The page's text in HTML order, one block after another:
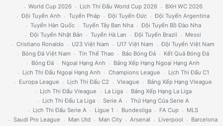
World Cup 2026 Lịch Thi Đấu World Cup 2026
BXH WC 2026
Đội Tuyển Anh
Tuyển Pháp Đội Tuyển Đức
Đội Tuyển Argentina
Tuyển Hàn Quốc
Tuyển Tây Ban Nha
Đội Tuyển Bồ Đào Nha
Đội Tuyển Nhật Bản
Tuyển Hà Lan Đội Tuyển Brazil
Messi
Cristiano Ronaldo
U23 Việt Nam U17 Việt Nam
Đội Tuyển Việt Nam
Bóng Đá Việt Nam
Tin Thể Thao Báo Bóng Đá
Kết Quả Bóng Đá
Bóng Đá
Ngoại Hạng Anh
Bảng Xếp Hạng Ngoại Hạng Anh
Lịch Thi Đấu Ngoại Hạng Anh
Champions League
Lịch Thi Đấu C1
Europa League
Lịch Thi Đấu C2 Vleague
Bảng Xếp Hạng Vleague
Lịch Thi Đấu Vleague
La Liga
Bảng Xếp Hạng La Liga
Lịch Thi Đấu La Liga
Serie A
Thứ Hạng Của Serie A
Lịch Thi Đấu Serie A
Ligue 1 Bundesliga FA Cup
MLS
Saudi Pro League
Man Utd Man City Arsenal Liverpool
Barcelona